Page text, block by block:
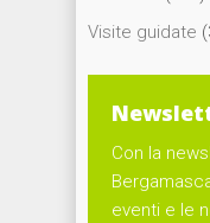
Visite guidate
Con la
eventi e le